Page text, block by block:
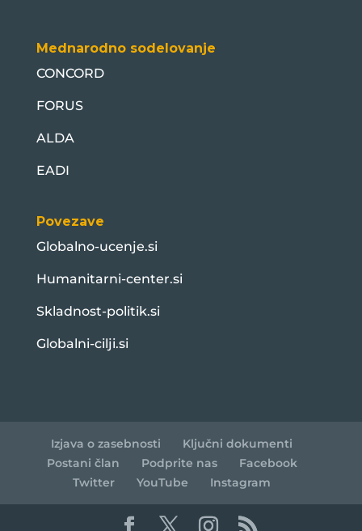
Mednarodno sodelovanje
CONCORD
FORUS
ALDA
EADI
Povezave
Globalno-ucenje.si
Humanitarni-center.si
Skladnost-politik.si
Globalni-cilji.si
Izjava o zasebnosti
Ključni dokumenti
Postani član
Podprite nas
Facebook
Twitter
YouTube Instagram